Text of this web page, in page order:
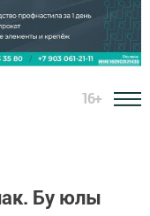
16+
Бу юлы